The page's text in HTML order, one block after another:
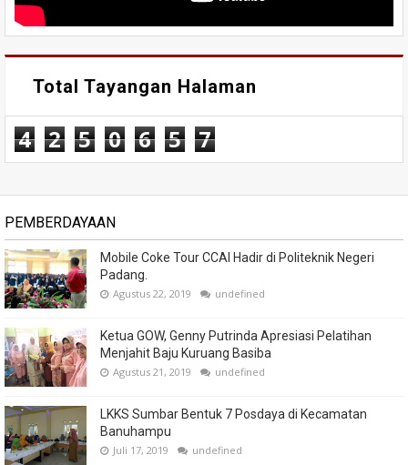
Total Tayangan Halaman
4 2 5 0 6 5 7
PEMBERDAYAAN
Mobile Coke Tour CCAI Hadir di Politeknik Negeri
Padang.
Agustus 22, 2019 undefined
Ketua GOW, Genny Putrinda Apresiasi Pelatihan
Menjahit Baju Kuruang Basiba
Agustus 21, 2019 undefined
LKKS Sumbar Bentuk 7 Posdaya di Kecamatan
Banuhampu
Juli 17, 2019 undefined